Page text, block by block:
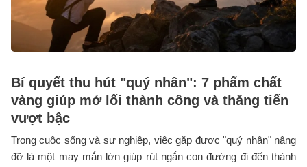
Bí quyết thu hút "quý nhân": 7 phẩm chất
vàng giúp mở lối thành công và thăng tiến
vượt bậc
Trong cuộc sống và sự nghiệp, việc gặp được "quý nhân" nâng
đỡ là một may mắn lớn giúp rút ngắn con đường đi đến thành